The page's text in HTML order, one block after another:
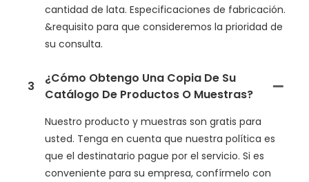
cantidad de lata. Especificaciones de fabricación.
&requisito para que consideremos la prioridad de
su consulta.
3
¿Cómo Obtengo Una Copia De Su
Catálogo De Productos O Muestras?
Nuestro producto y muestras son gratis para
usted. Tenga en cuenta que nuestra política es
que el destinatario pague por el servicio. Si es
conveniente para su empresa, confírmelo con